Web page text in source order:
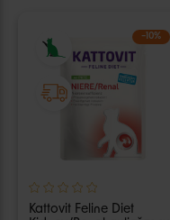
−10%
Kattovit Feline Diet